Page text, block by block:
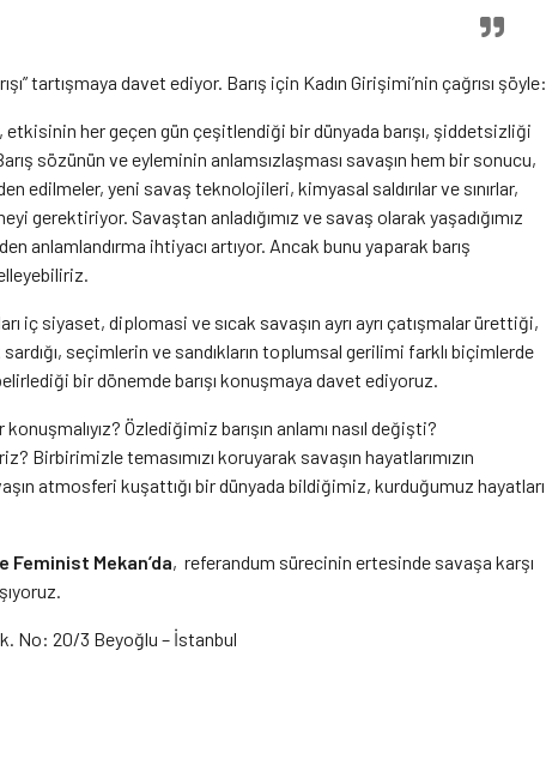
tartışmaya davet ediyor. Barış için Kadın Girişimi’nin çağrısı şöyle:
etkisinin her geçen gün çeşitlendiği bir dünyada barışı, şiddetsizliği
sözünün ve eyleminin anlamsızlaşması savaşın hem bir sonucu,
edilmeler, yeni savaş teknolojileri, kimyasal saldırılar ve sınırlar,
gerektiriyor. Savaştan anladığımız ve savaş olarak yaşadığımız
anlamlandırma ihtiyacı artıyor. Ancak bunu yaparak barış
iç siyaset, diplomasi ve sıcak savaşın ayrı ayrı çatışmalar ürettiği,
seçimlerin ve sandıkların toplumsal gerilimi farklı biçimlerde
bir dönemde barışı konuşmaya davet ediyoruz.
Özlediğimiz barışın anlamı nasıl değişti?
Birbirimizle temasımızı koruyarak savaşın hayatlarımızın
atmosferi kuşattığı bir dünyada bildiğimiz, kurduğumuz hayatları
Feminist Mekan’da, referandum sürecinin ertesinde savaşa karşı
No: 20/3 Beyoğlu – İstanbul